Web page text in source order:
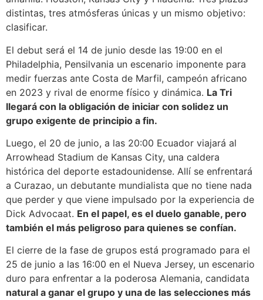
distintas, tres atmósferas únicas y un mismo objetivo:
clasificar.
El debut será el 14 de junio desde las 19:00 en el
Philadelphia, Pensilvania un escenario imponente para
medir fuerzas ante Costa de Marfil, campeón africano
en 2023 y rival de enorme físico y dinámica. La Tri
llegará con la obligación de iniciar con solidez un
grupo exigente de principio a fin.
Luego, el 20 de junio, a las 20:00 Ecuador viajará al
Arrowhead Stadium de Kansas City, una caldera
histórica del deporte estadounidense. Allí se enfrentará
a Curazao, un debutante mundialista que no tiene nada
que perder y que viene impulsado por la experiencia de
Dick Advocaat. En el papel, es el duelo ganable, pero
también el más peligroso para quienes se confían.
El cierre de la fase de grupos está programado para el
25 de junio a las 16:00 en el Nueva Jersey, un escenario
duro para enfrentar a la poderosa Alemania, candidata
natural a ganar el grupo y una de las selecciones más